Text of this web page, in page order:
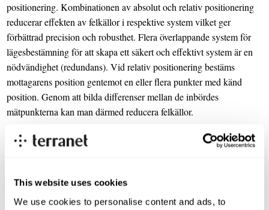
This website uses cookies
We use cookies to personalise content and ads, to
positionering. Kombinationen av absolut och relativ positionering
reducerar effekten av felkällor i respektive system vilket ger
förbättrad precision och robusthet. Flera överlappande system för
lägesbestämning för att skapa ett säkert och effektivt system är en
nödvändighet (redundans). Vid relativ positionering bestäms
mottagarens position gentemot en eller flera punkter med känd
position. Genom att bilda differenser mellan de inbördes
mätpunkterna kan man därmed reducera felkällor.
”Vi är mycket nöjda att ingå detta samarbete. Syftet är att
gemensamt adressera en betydande tillväxtmarknad och därmed
ger också Terranet en hävstång utifrån samarbetet med Qualcomm,
säger Terranets VD Pär-Olof Johannesson.